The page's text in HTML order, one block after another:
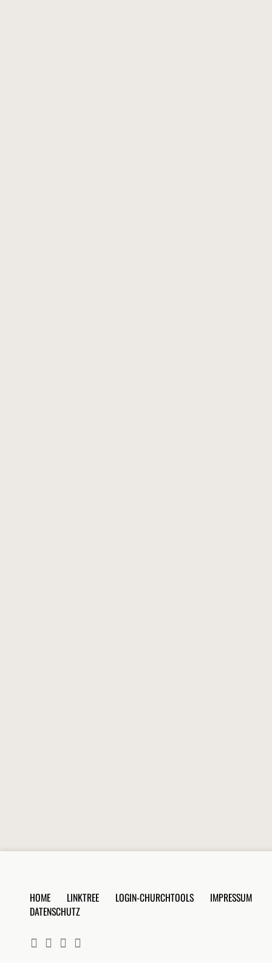
HOME LINKTREE LOGIN-CHURCHTOOLS
IMPRESSUM
DATENSCHUTZ